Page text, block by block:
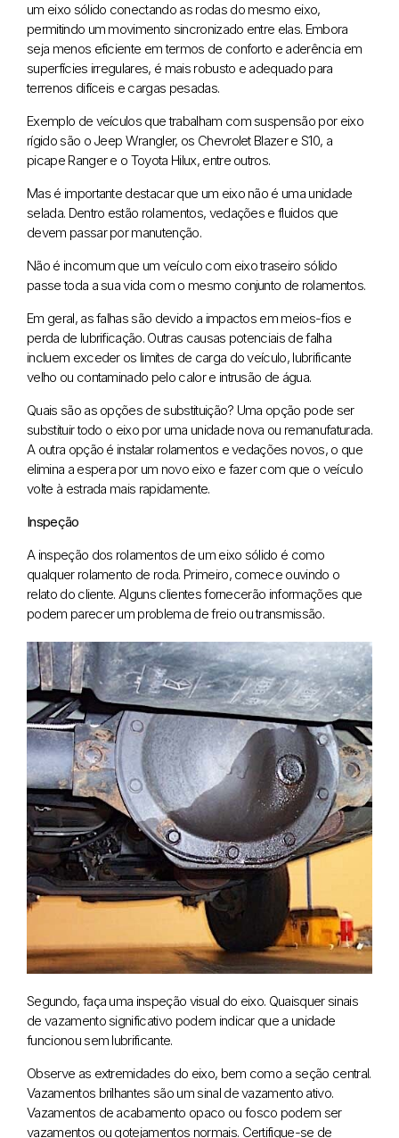
um eixo sólido conectando as rodas do mesmo eixo,
permitindo um movimento sincronizado entre elas. Embora
seja menos eficiente em termos de conforto e aderência em
superfícies irregulares, é mais robusto e adequado para
terrenos difíceis e cargas pesadas.
Exemplo de veículos que trabalham com suspensão por eixo
rígido são o Jeep Wrangler, os Chevrolet Blazer e S10, a
picape Ranger e o Toyota Hilux, entre outros.
Mas é importante destacar que um eixo não é uma unidade
selada. Dentro estão rolamentos, vedações e fluidos que
devem passar por manutenção.
Não é incomum que um veículo com eixo traseiro sólido
passe toda a sua vida com o mesmo conjunto de rolamentos.
Em geral, as falhas são devido a impactos em meios-fios e
perda de lubrificação. Outras causas potenciais de falha
incluem exceder os limites de carga do veículo, lubrificante
velho ou contaminado pelo calor e intrusão de água.
Quais são as opções de substituição? Uma opção pode ser
substituir todo o eixo por uma unidade nova ou remanufaturada.
A outra opção é instalar rolamentos e vedações novos, o que
elimina a espera por um novo eixo e fazer com que o veículo
volte à estrada mais rapidamente.
Inspeção
A inspeção dos rolamentos de um eixo sólido é como
qualquer rolamento de roda. Primeiro, comece ouvindo o
relato do cliente. Alguns clientes fornecerão informações que
podem parecer um problema de freio ou transmissão.
Segundo, faça uma inspeção visual do eixo. Quaisquer sinais
de vazamento significativo podem indicar que a unidade
funcionou sem lubrificante.
Observe as extremidades do eixo, bem como a seção central.
Vazamentos brilhantes são um sinal de vazamento ativo.
Vazamentos de acabamento opaco ou fosco podem ser
vazamentos ou gotejamentos normais. Certifique-se de